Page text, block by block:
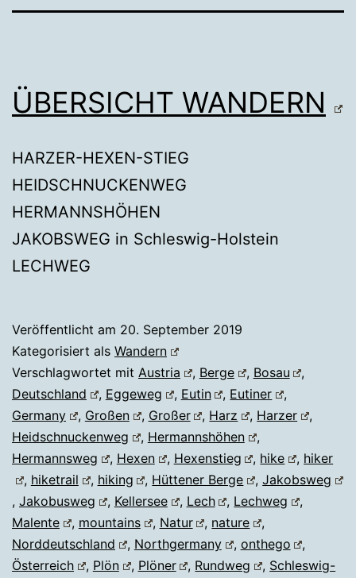
ÜBERSICHT WANDERN
HARZER-HEXEN-STIEG
HEIDSCHNUCKENWEG
HERMANNSHÖHEN
JAKOBSWEG in Schleswig-Holstein
LECHWEG
Veröffentlicht am 20. September 2019
Kategorisiert als Wandern
Verschlagwortet mit Austria , Berge , Bosau
,
Deutschland
, Eggeweg , Eutin , Eutiner
,
Germany
, Großen , Großer , Harz , Harzer
,
Heidschnuckenweg
, Hermannshöhen
,
Hermannsweg
, Hexen , Hexenstieg , hike , hiker
, hiketrail , hiking , Hüttener Berge ,Jakobsweg
, Jakobusweg , Kellersee , Lech , Lechweg
,
Malente
, mountains , Natur , nature
,
Norddeutschland
, Northgermany , onthego
,
Österreich
, Plön , Plöner , Rundweg , Schleswig-